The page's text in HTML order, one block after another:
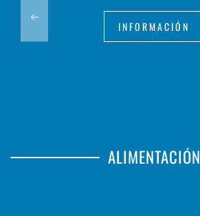
INFORMACIÓN
ALIMENTACIÓN